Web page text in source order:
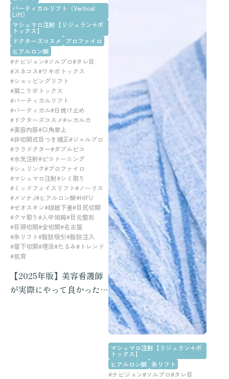
バーティカルリフト（Vertical
Lift）
マシュマロ注射【リジュラン+ボ
トックス】
ドクターズコスメ
プロファイロ
ヒアルロン酸
#ナビジョン#ソルプロ#タレ目
#スネコス#ワキボトックス
#ショッピングリフト
#肩こりボトックス
#バーティカルリフト
#バーティカル#日焼け止め
#ドクターズコスメ#レカルカ
#美容内服#口角挙上
#非切開式目つき矯正#ジャルプロ
#ララドクター#ダブルピコ
#水光注射#ピコトーニング
#シュリンク#プロファイロ
#マシュマロ注射#シミ取り
#ミッドフェイスリフト#ノーリス
#メソナJ#ヒアルロン酸#HIFU
#ゼオスキン#眼瞼下垂#目尻切開
#クマ取り #人中短縮#目元整形
#目頭切開#全切開#名古屋
#糸リフト#脂肪吸引#脂肪注入
#眉下切開#埋没#たるみ#トレンド
#肌育
【2025年版】美容看護師
が実際にやって良かった美
マシュマロ注射【リジュラン+ボ
トックス】
ヒアルロン酸 糸リフト
#ナビジョン#ソルプロ#タレ目